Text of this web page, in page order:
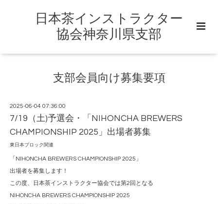
日本茶インストラクター
協会神奈川県支部
支部会員向け募集要項
2025-06-04 07:36:00
7/19（土)予選会・「NIHONCHA BREWERS
CHAMPIONSHIP 2025」出場者募集
東日本ブロック関連
「NIHONCHA BREWERS CHAMPIONSHIP 2025」
出場者を募集します！
この度、日本茶インストラクター協会では第2回となる
NIHONCHA BREWERS CHAMPIONSHIP 2025